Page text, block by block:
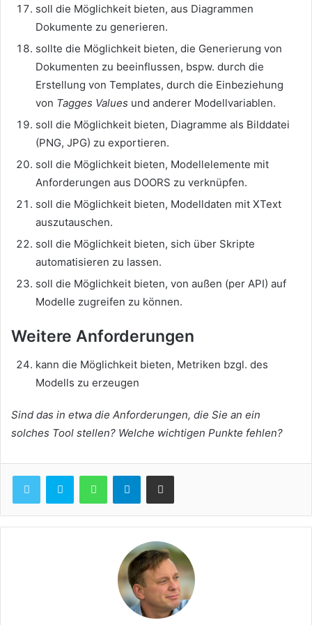
soll die Möglichkeit bieten, aus Diagrammen
Dokumente zu generieren.
sollte die Möglichkeit bieten, die Generierung von
Dokumenten zu beeinflussen, bspw. durch die
Erstellung von Templates, durch die Einbeziehung
von Tagges Values und anderer Modellvariablen.
soll die Möglichkeit bieten, Diagramme als Bilddatei
(PNG, JPG) zu exportieren.
soll die Möglichkeit bieten, Modellelemente mit
Anforderungen aus DOORS zu verknüpfen.
soll die Möglichkeit bieten, Modelldaten mit XText
auszutauschen.
soll die Möglichkeit bieten, sich über Skripte
automatisieren zu lassen.
soll die Möglichkeit bieten, von außen (per API) auf
Modelle zugreifen zu können.
Weitere Anforderungen
kann die Möglichkeit bieten, Metriken bzgl. des
Modells zu erzeugen
Sind das in etwa die Anforderungen, die Sie an ein
solches Tool stellen? Welche wichtigen Punkte fehlen?
Telegram